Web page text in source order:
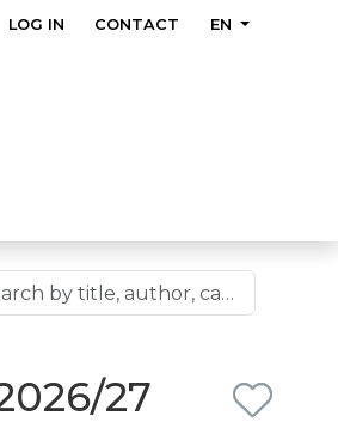
LOG IN CONTACT EN
27